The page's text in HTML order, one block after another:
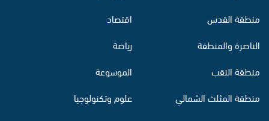
منطقة القدس
الناصرة والمنطقة
منطقة النقب
منطقة المثلث الشمالي
اقتصاد
رياضة
الموسوعة
علوم وتكنولوجيا